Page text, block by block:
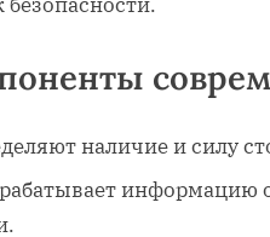
наличие и силу
информацию